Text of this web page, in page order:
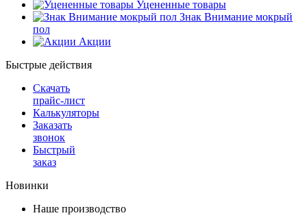
Уцененные товары
Знак Внимание мокрый
пол
Акции
Быстрые действия
Скачать
прайс-лист
Калькуляторы
Заказать
звонок
Быстрый
заказ
Новинки
Наше производство